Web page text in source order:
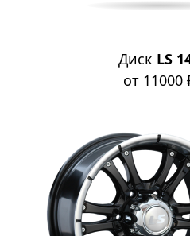
Диск LS
от 11000